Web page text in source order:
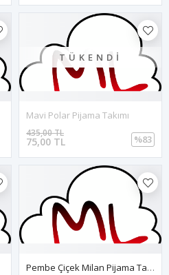
TÜKENDI
Mavi Polar Pijama Takımı
75,00 TL
435,00 TL
%83
Pembe Çiçek Milan Pijama Takımı